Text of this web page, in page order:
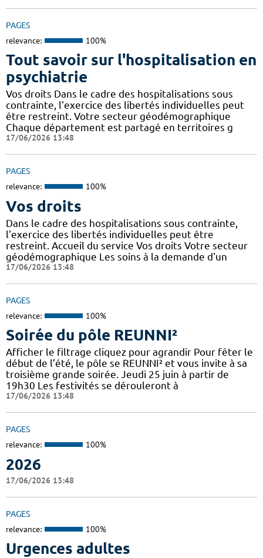
PAGES
relevance: 100%
Tout savoir sur l'hospitalisation en
psychiatrie
Vos droits Dans le cadre des hospitalisations sous
contrainte, l'exercice des libertés individuelles peut
être restreint. Votre secteur géodémographique
Chaque département est partagé en territoires g
17/06/2026 13:48
PAGES
relevance: 100%
Vos droits
Dans le cadre des hospitalisations sous contrainte,
l'exercice des libertés individuelles peut être
restreint. Accueil du service Vos droits Votre secteur
géodémographique Les soins à la demande d'un
17/06/2026 13:48
PAGES
relevance: 100%
Soirée du pôle REUNNI²
Afficher le filtrage cliquez pour agrandir Pour fêter le
début de l’été, le pôle se REUNNI² et vous invite à sa
troisième grande soirée. Jeudi 25 juin à partir de
19h30 Les festivités se dérouleront à
17/06/2026 13:48
PAGES
relevance: 100%
2026
17/06/2026 13:48
PAGES
relevance: 100%
Urgences adultes